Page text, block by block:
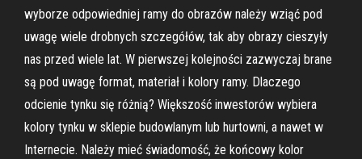
wyborze odpowiedniej ramy do obrazów należy wziąć pod
uwagę wiele drobnych szczegółów, tak aby obrazy cieszyły
nas przed wiele lat. W pierwszej kolejności zazwyczaj brane
są pod uwagę format, materiał i kolory ramy. Dlaczego
odcienie tynku się różnią? Większość inwestorów wybiera
kolory tynku w sklepie budowlanym lub hurtowni, a nawet w
Internecie. Należy mieć świadomość, że końcowy kolor